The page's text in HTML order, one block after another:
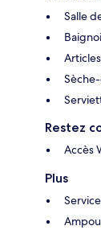
Salle
Restez
Accès
Plus